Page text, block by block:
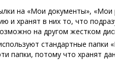
на «Мои документы», «Мои
и хранят в них то, что
на другом жестком
стандартные
папки, потому что хранят